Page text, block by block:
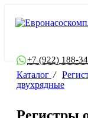
+7 (922) 188-
Каталог /
двухрядные